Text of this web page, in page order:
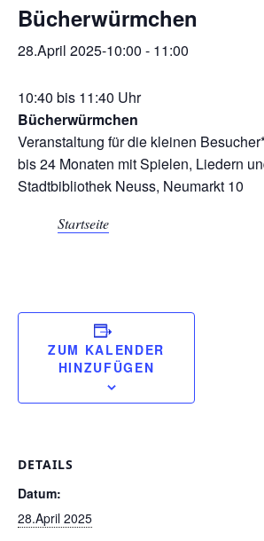
Bücherwürmchen
28.April 2025-10:00 - 11:00
10:40 bis 11:40 Uhr
Bücherwürmchen
Veranstaltung für die kleinen
bis 24 Monaten mit Spielen, Liedern
Stadtbibliothek Neuss, Neumarkt 10
Startseite
ZUM KALENDER
HINZUFÜGEN
DETAILS
Datum:
28.April 2025